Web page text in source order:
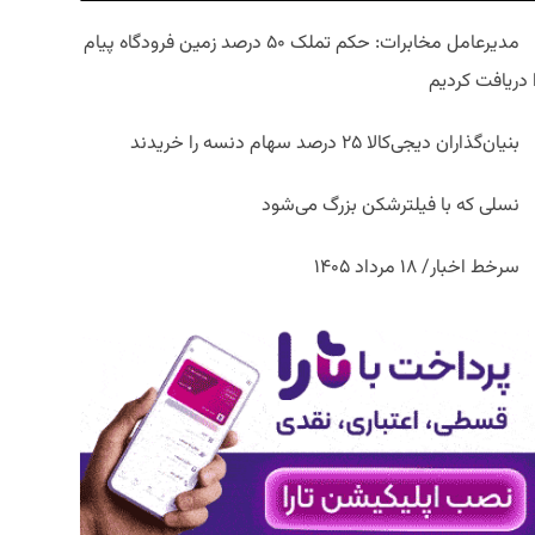
مدیرعامل مخابرات: حکم تملک ۵۰ درصد زمین فرودگاه پیام
دریافت کردیم
بنیان‌گذاران دیجی‌کالا ۲۵ درصد سهام دنسه را خریدند
نسلی که با فیلترشکن بزرگ می‌شود
سرخط اخبار/ ۱۸ مرداد ۱۴۰۵